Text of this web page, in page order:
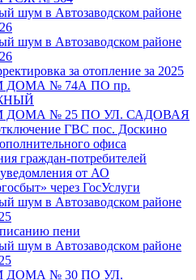
шум в Автозаводском районе
шум в Автозаводском районе
за отопление за 2025
№ 74А ПО пр.
№ 25 ПО УЛ. САДОВАЯ
ГВС пос. Доскино
офиса
граждан-потребителей
от АО
через ГосУслуги
шум в Автозаводском районе
пени
шум в Автозаводском районе
№ 30 ПО УЛ.